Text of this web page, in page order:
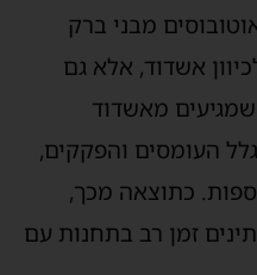
מבני ברק
אשדוד, אלא גם
מאשדוד
העומסים והפקקים,
כתוצאה מכך,
זמן רב בתחנות עם